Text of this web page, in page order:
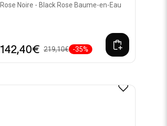
Rose Noire - Black Rose Baume-en-Eau
142,40€ 219,10€ -35%